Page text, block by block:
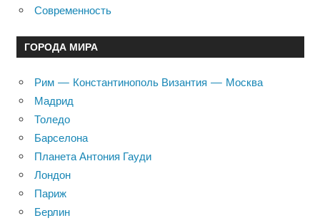
Современность
ГОРОДА МИРА
Рим — Константинополь Византия — Москва
Мадрид
Толедо
Барселона
Планета Антония Гауди
Лондон
Париж
Берлин